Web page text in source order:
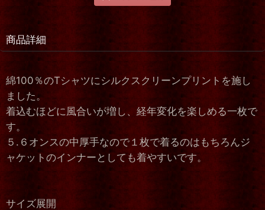
商品詳細
綿100％のTシャツにシルクスクリーンプリントを施し
ました。
着込むほどに風合いが増し、経年変化を楽しめる一枚で
す。
５.６オンスの中厚手なので１枚で着るのはもちろんジ
ャケットのインナーとしても着やすいです。
サイズ展開